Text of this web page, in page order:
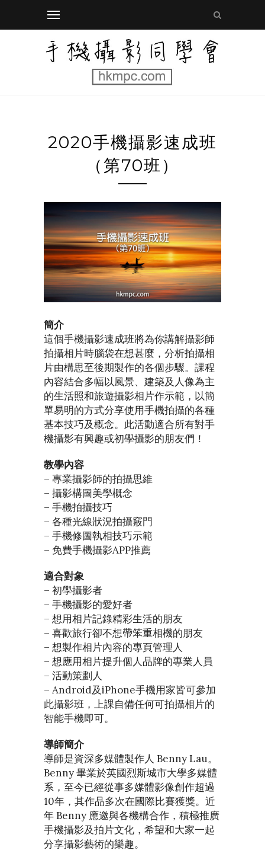
2020手機攝影速成班
（第70班）
簡介
這個手機攝影速成班將為你講解攝影師
拍攝相片時腦袋在想甚麼，分析拍攝相
片由構思至後期製作的各個步驟。課程
內容結合多幅以風景、建築及人像為主
的生活照和旅遊攝影相片作示範，以簡
單易明的方式分享使用手機拍攝的各種
基本技巧及概念。此活動適合所有對手
機攝影有興趣或初學攝影的朋友們！
教學內容
– 專業攝影師的拍攝思維
– 攝影構圖美學概念
– 手機拍攝技巧
– 各種光線狀況拍攝竅門
– 手機修圖執相技巧示範
– 免費手機攝影APP推薦
適合對象
– 初學攝影者
– 手機攝影的愛好者
– 想用相片記錄精彩生活的朋友
– 喜歡旅行卻不想帶笨重相機的朋友
– 想製作相片內容的專頁管理人
– 想應用相片提升個人品牌的專業人員
– 活動策劃人
– Android及iPhone手機用家皆可參加
此攝影班，上課自備任何可拍攝相片的
智能手機即可。
導師簡介
導師是資深多媒體製作人 Benny Lau。
Benny 畢業於英國烈斯城市大學多媒體
系，至今已經從事多媒體影像創作超過
10年，其作品多次在國際比賽獲獎。近
年 Benny 應邀與各機構合作，積極推廣
手機攝影及拍片文化，希望和大家一起
分享攝影藝術的樂趣。